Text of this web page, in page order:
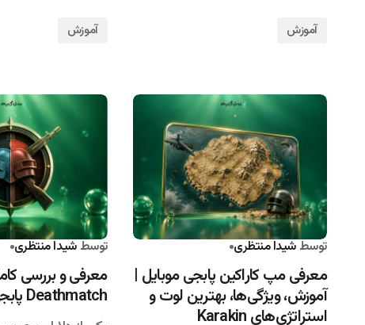
آموزش آموزش
توسط شیدا منتظری
معرفی مپ کاراکین پابجی موبایل |
آموزش، ویژگی‌ها، بهترین لوت و
استراتژی‌های Karakin
توسط شیدا منتظری
Deathmatch پابجی موبایل